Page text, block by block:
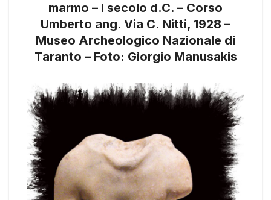
marmo – I secolo d.C. – Corso
Umberto ang. Via C. Nitti, 1928 –
Museo Archeologico Nazionale di
Taranto – Foto: Giorgio Manusakis